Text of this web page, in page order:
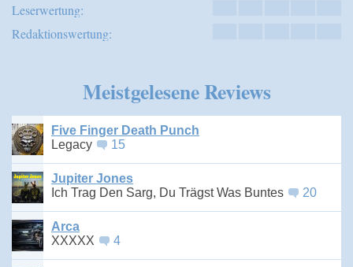
Leserwertung:
Redaktionswertung:
Meistgelesene Reviews
Five Finger Death Punch
Legacy
15
Jupiter Jones
Ich Trag Den Sarg, Du Trägst Was Buntes
20
Arca
XXXXX
4